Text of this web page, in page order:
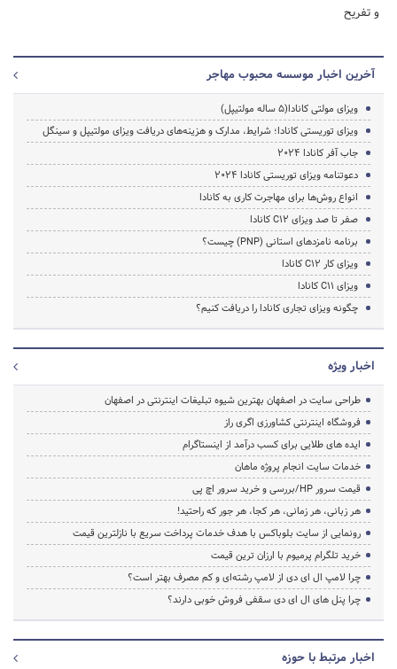
و تفریح
آخرین اخبار موسسه محبوب مهاجر
ویزای مولتی کانادا(5 ساله مولتیپل)
ویزای توریستی کانادا؛ شرایط، مدارک و هزینه‌های دریافت ویزای مولتیپل و سینگل
جاب آفر کانادا 2024
دعوتنامه ویزای توریستی کانادا 2024
انواع روش‌ها برای مهاجرت کاری به کانادا
صفر تا صد ویزای C12 کانادا
برنامه نامزدهای استانی (PNP) چیست؟
ویزای کار C12 کانادا
ویزای C11 کانادا
چگونه ویزای تجاری کانادا را دریافت کنیم؟
اخبار ویژه
طراحی سایت در اصفهان بهترین شیوه تبلیغات اینترنتی در اصفهان
فروشگاه اینترنتی کشاورزی اگری راز
ایده های طلایی برای کسب درآمد از اینستاگرام
خدمات سایت انجام پروژه ماهان
قیمت سرور HP/بررسی و خرید سرور اچ پی
هر زبانی، هر زمانی، هر کجا، هر جور که راحتید!
رونمایی از سایت بلوباکس با هدف خدمات پرداخت سریع با نازلترین قیمت
خرید تلگرام پرمیوم با ارزان ترین قیمت
چرا لامپ ال ای دی از لامپ رشته‌ای و کم مصرف بهتر است؟
چرا پنل های ال ای دی سقفی فروش خوبی دارند؟
اخبار مرتبط با حوزه